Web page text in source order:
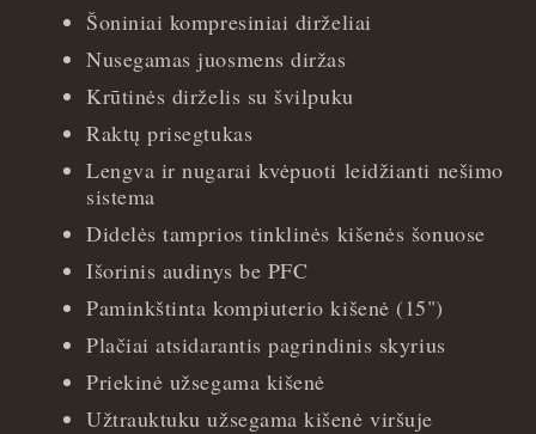
Šoniniai kompresiniai dirželiai
Nusegamas juosmens diržas
Krūtinės dirželis su švilpuku
Raktų prisegtukas
Lengva ir nugarai kvėpuoti leidžianti nešimo
sistema
Didelės tamprios tinklinės kišenės šonuose
Išorinis audinys be PFC
Paminkštinta kompiuterio kišenė (15")
Plačiai atsidarantis pagrindinis skyrius
Priekinė užsegama kišenė
Užtrauktuku užsegama kišenė viršuje